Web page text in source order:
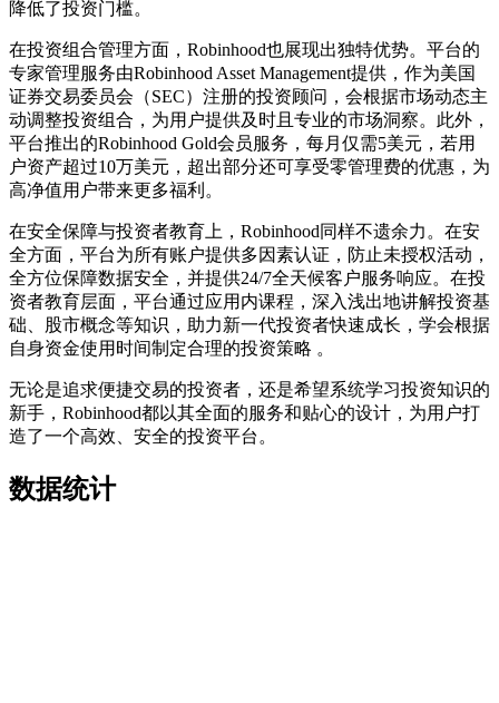
降低了投资门槛。
在投资组合管理方面，Robinhood也展现出独特优势。平台的
专家管理服务由Robinhood Asset Management提供，作为美国
证券交易委员会（SEC）注册的投资顾问，会根据市场动态主
动调整投资组合，为用户提供及时且专业的市场洞察。此外，
平台推出的Robinhood Gold会员服务，每月仅需5美元，若用
户资产超过10万美元，超出部分还可享受零管理费的优惠，为
高净值用户带来更多福利。
在安全保障与投资者教育上，Robinhood同样不遗余力。在安
全方面，平台为所有账户提供多因素认证，防止未授权活动，
全方位保障数据安全，并提供24/7全天候客户服务响应。在投
资者教育层面，平台通过应用内课程，深入浅出地讲解投资基
础、股市概念等知识，助力新一代投资者快速成长，学会根据
自身资金使用时间制定合理的投资策略 。
无论是追求便捷交易的投资者，还是希望系统学习投资知识的
新手，Robinhood都以其全面的服务和贴心的设计，为用户打
造了一个高效、安全的投资平台。
数据统计